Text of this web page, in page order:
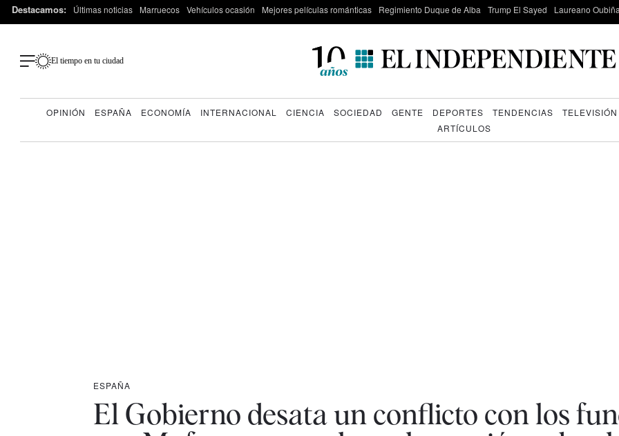
Destacamos: Últimas noticias Marruecos Vehículos ocasión Mejores películas románticas Regimiento Duque de Alba Trump El Sayed Laureano
El tiempo en tu ciudad
OPINIÓN ESPAÑA ECONOMÍA INTERNACIONAL CIENCIA SOCIEDAD GENTE DEPORTES TENDENCIAS
TELEVISIÓN
ARTÍCULOS
ESPAÑA
El Gobierno desata un conflicto con los